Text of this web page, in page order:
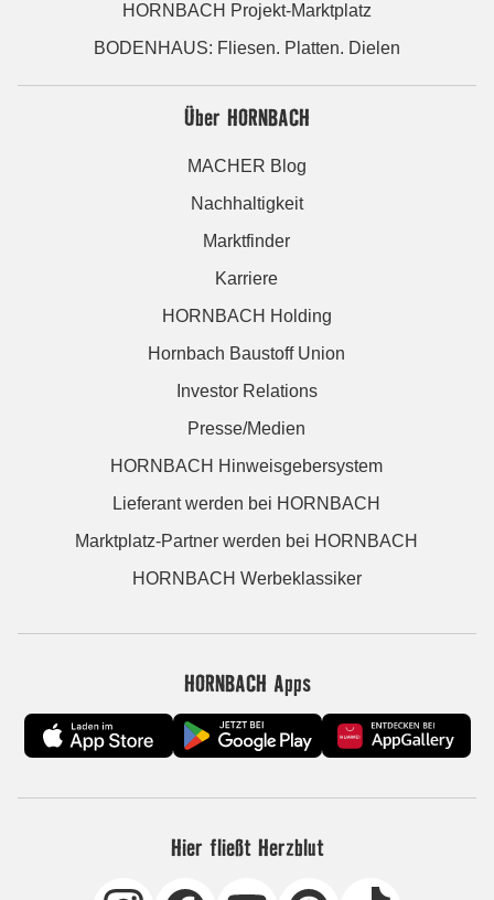
HORNBACH Projekt-Marktplatz
BODENHAUS: Fliesen. Platten. Dielen
Über HORNBACH
MACHER Blog
Nachhaltigkeit
Marktfinder
Karriere
HORNBACH Holding
Hornbach Baustoff Union
Investor Relations
Presse/Medien
HORNBACH Hinweisgebersystem
Lieferant werden bei HORNBACH
Marktplatz-Partner werden bei HORNBACH
HORNBACH Werbeklassiker
HORNBACH Apps
Hier fließt Herzblut